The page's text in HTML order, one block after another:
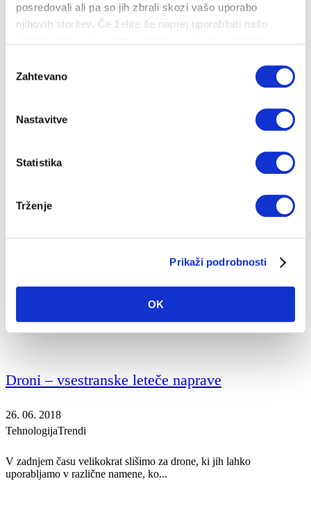
posredovali ali pa so jih zbrali skozi vašo uporabo
njihovih storitev. Če želite še naprej uporabljati našo
soglasja
Zahtevano
Nastavitve
Statistika
Trženje
Prikaži podrobnosti
OK
Sončna energija
19. 07. 2018
Sončna energija je tista, ki jo oddaja sonce, to pa je kar 15.000-krat
Droni – vsestranske leteče naprave
26. 06. 2018
TehnologijaTrendi
V zadnjem času velikokrat slišimo za drone, ki jih lahko
uporabljamo v različne namene, ko...